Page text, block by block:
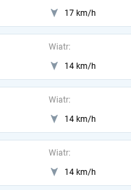
17 km/h
Wiatr:
14 km/h
Wiatr:
14 km/h
Wiatr:
14 km/h